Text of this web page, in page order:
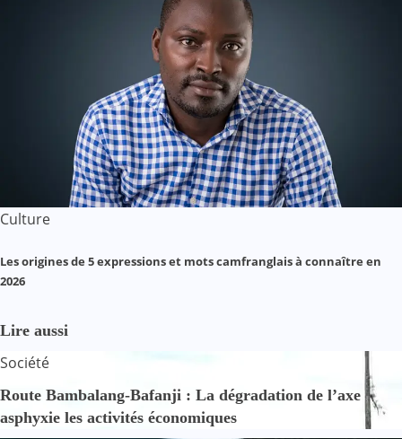
Culture
Les origines de 5 expressions et mots camfranglais à connaître en
2026
Lire aussi
Société
Route Bambalang-Bafanji : La dégradation de l’axe
asphyxie les activités économiques